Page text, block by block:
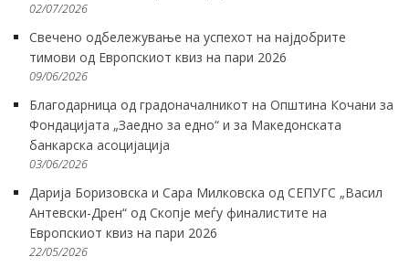
02/07/2026
Свечено одбележување на успехот на најдобрите
тимови од Европскиот квиз на пари 2026
09/06/2026
Благодарница од градоначалникот на Општина Кочани за
Фондацијата „Заедно за едно“ и за Македонската
банкарска асоцијација
03/06/2026
Дарија Боризовска и Сара Милковска од СЕПУГС „Васил
Антевски-Дрен“ од Скопје меѓу финалистите на
Европскиот квиз на пари 2026
22/05/2026